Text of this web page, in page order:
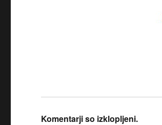
Komentarji so izklopljeni.